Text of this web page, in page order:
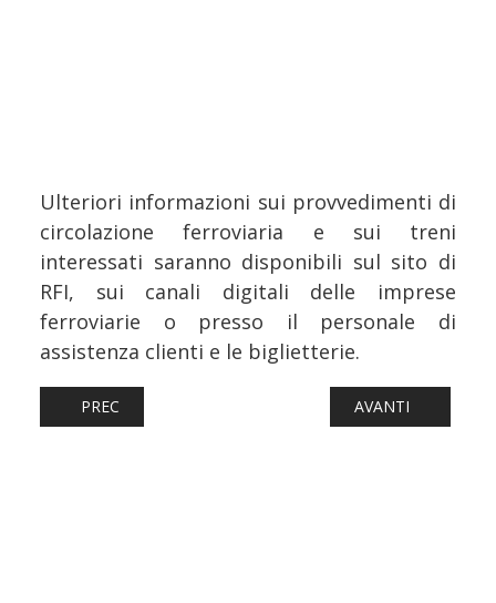
Ulteriori informazioni sui provvedimenti di
circolazione ferroviaria e sui treni
interessati saranno disponibili sul sito di
RFI, sui canali digitali delle imprese
ferroviarie o presso il personale di
assistenza clienti e le biglietterie.
ARTICOLO PRECEDENTE: FERROVIE: TRENI SPECIALI
PREC ARTICOLO
AVANTI